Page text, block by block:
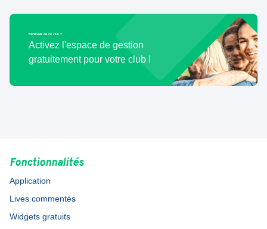
Bénévole de ce club ?
Activez l'espace de gestion
gratuitement pour votre club !
Fonctionnalités
Application
Lives commentés
Widgets gratuits